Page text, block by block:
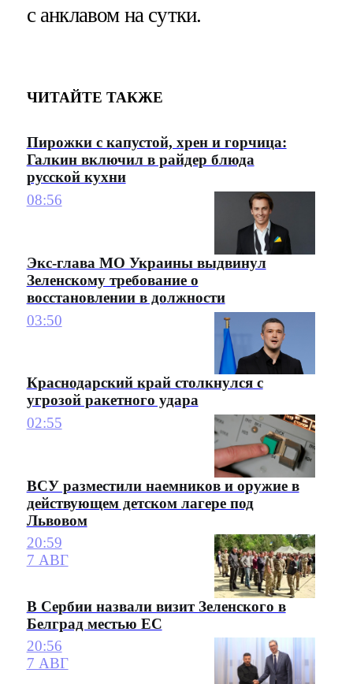
с анклавом на сутки.
ЧИТАЙТЕ ТАКЖЕ
Пирожки с капустой, хрен и горчица:
Галкин включил в райдер блюда
русской кухни
08:56
Экс-глава МО Украины выдвинул
Зеленскому требование о
восстановлении в должности
03:50
Краснодарский край столкнулся с
угрозой ракетного удара
02:55
ВСУ разместили наемников и оружие в
действующем детском лагере под
Львовом
20:59
7 АВГ
В Сербии назвали визит Зеленского в
Белград местью ЕС
20:56
7 АВГ